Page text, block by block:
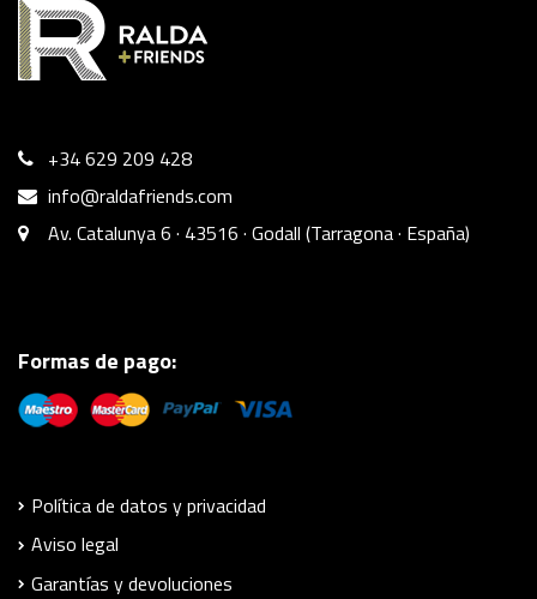
+34 629 209 428
info@raldafriends.com
Av. Catalunya 6 · 43516 · Godall (Tarragona · España)
Formas de pago:
Política de datos y privacidad
Aviso legal
Garantías y devoluciones